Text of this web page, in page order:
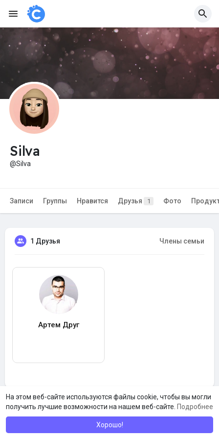
На этом веб-сайте используются файлы cookie, чтобы вы могли
получить лучшие возможности на нашем веб-сайте. Подробнее
Хорошо!
Silva
@Silva
Записи Группы Нравится Друзья 1 Фото
1 Друзья Члены семьи
Артем Друг